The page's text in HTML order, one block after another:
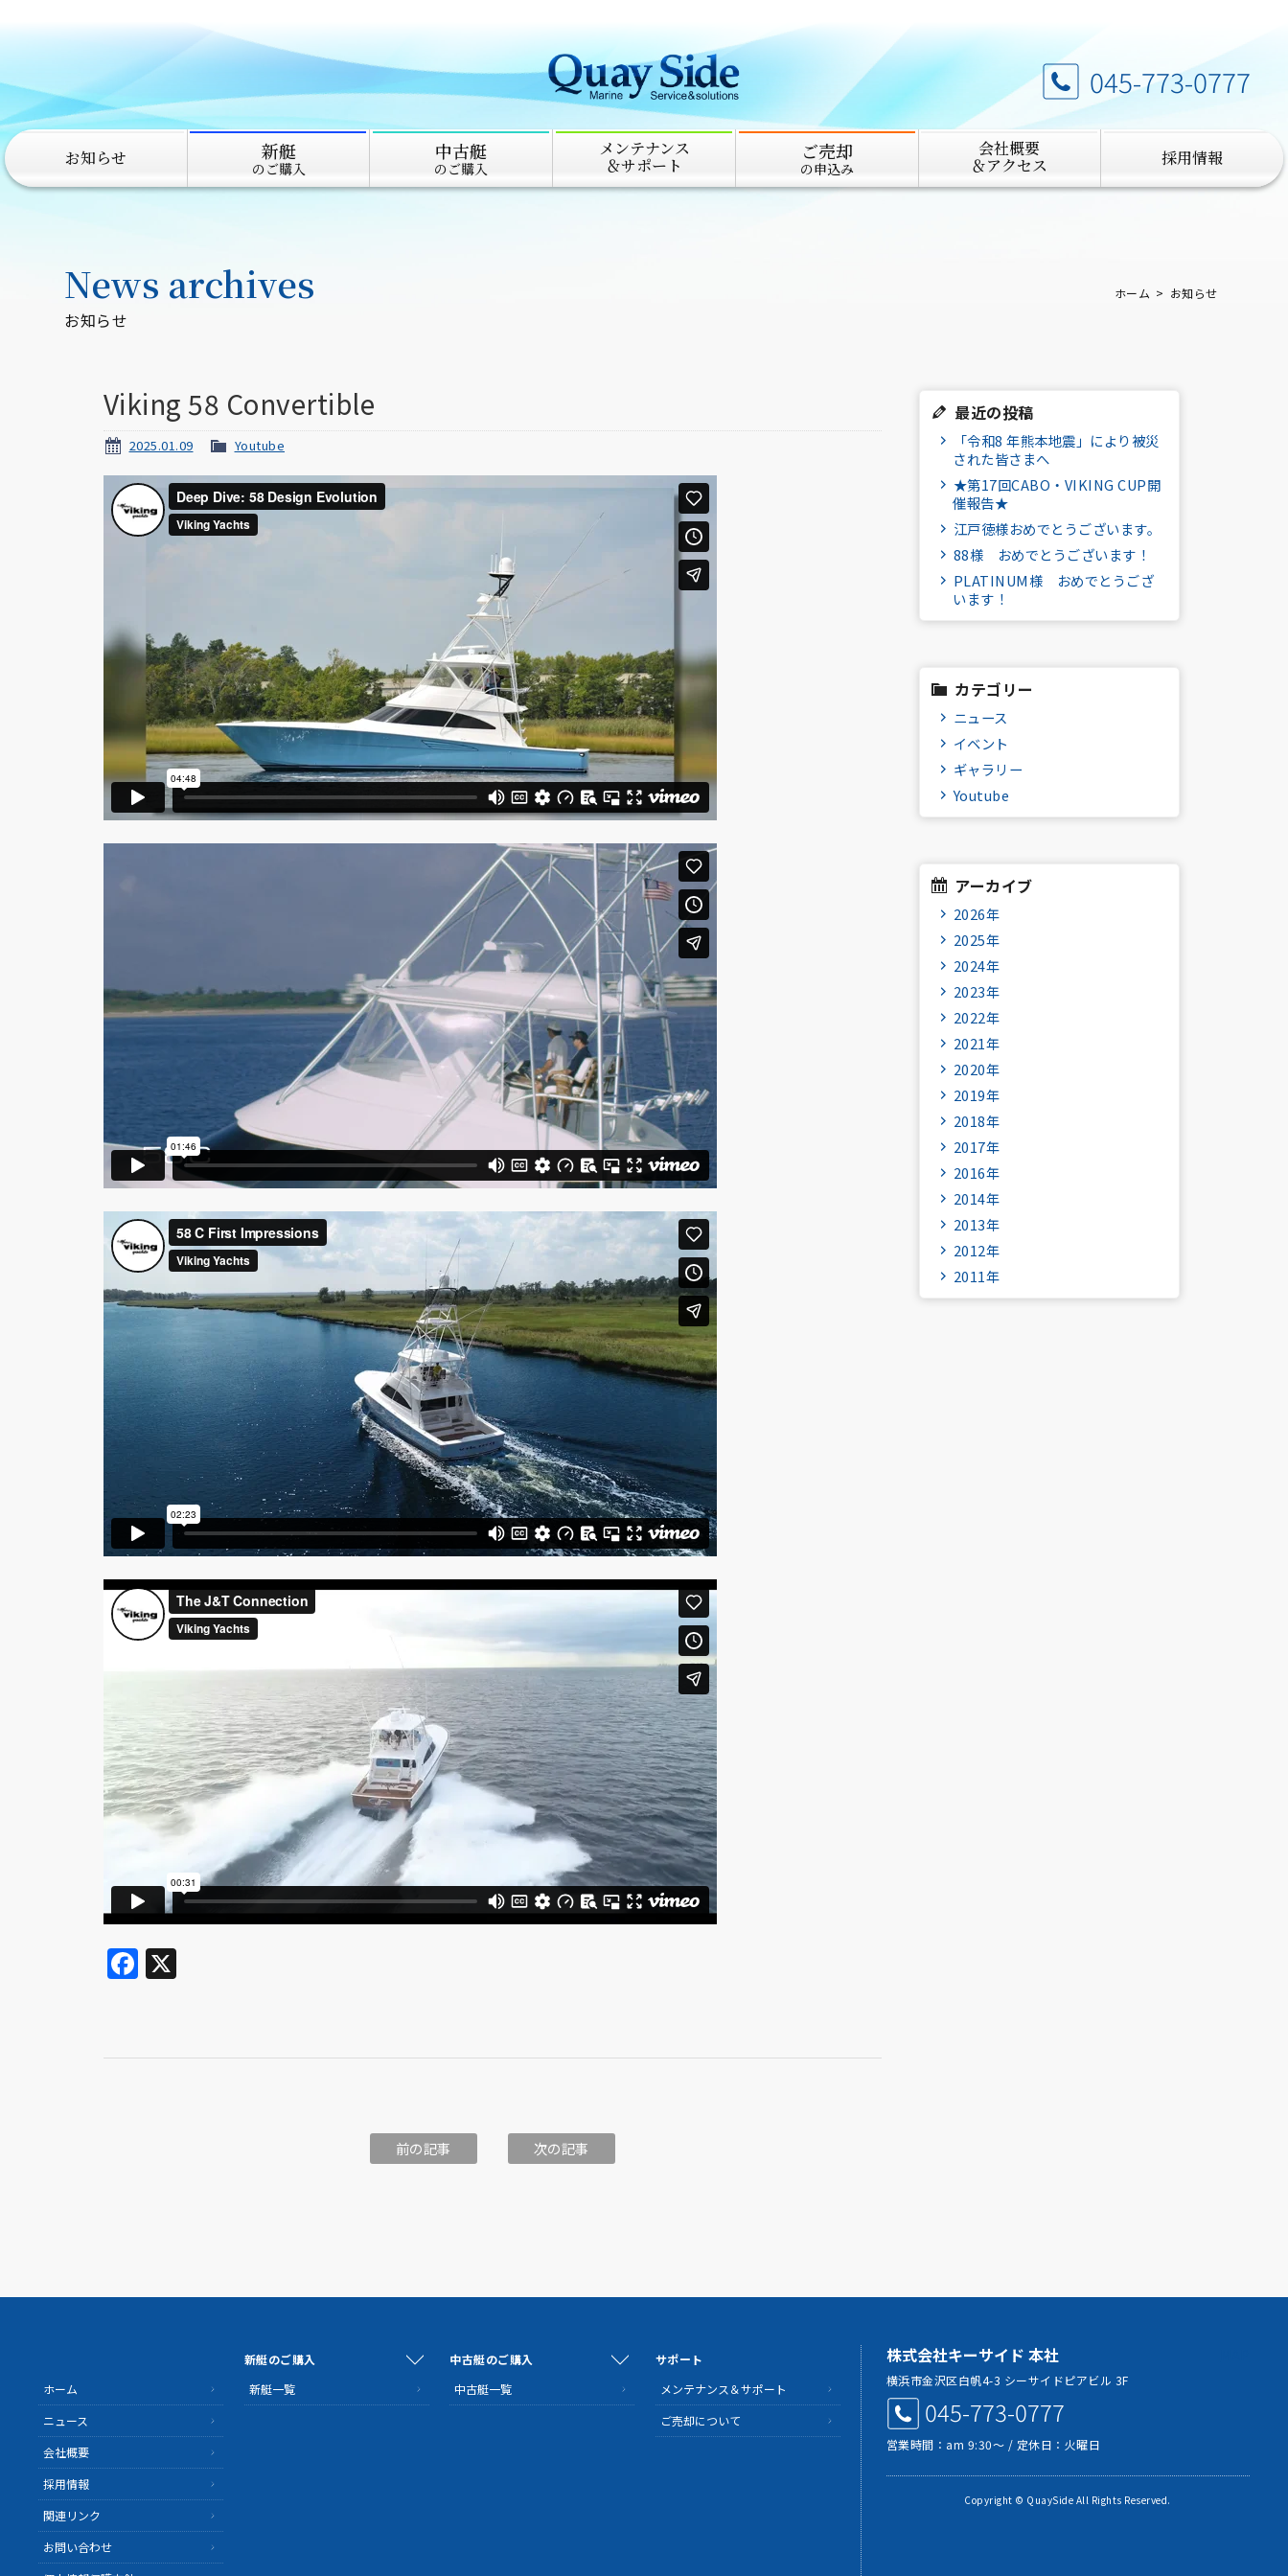
045-773-0777
お知らせ 新艇
のご購入
中古艇
のご購入
メンテナンス
＆サポート
ご売却
の申込み
会社概要
＆アクセス 採用情報
お知らせ
News archives ホーム お知らせ
Viking 58 Convertible
2025.01.09 Youtube
Facebook
X
前の記事 次の記事
最近の投稿
「令和8 年熊本地震」により被災
された皆さまへ
★第17回CABO・VIKING CUP開
催報告★
江戸徳様おめでとうございます。
88様 おめでとうございます！
PLATINUM様 おめでとうござ
います！
カテゴリー
ニュース
イベント
ギャラリー
Youtube
アーカイブ
2026年
2025年
2024年
2023年
2022年
2021年
2020年
2019年
2018年
2017年
2016年
2014年
2013年
2012年
2011年
ホーム
ニュース
会社概要
採用情報
関連リンク
お問い合わせ
新艇のご購入
新艇一覧
中古艇のご購入
中古艇一覧
サポート
メンテナンス＆サポート
ご売却について
株式会社キーサイド 本社
横浜市金沢区白帆4-3 シーサイドピアビル 3F
045-773-0777
営業時間：am 9:30～ / 定休日：火曜日
Copyright © QuaySide All Rights Reserved.